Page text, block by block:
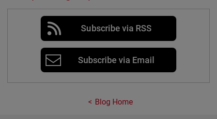
Subscribe via RSS
Subscribe via Email
Blog Home